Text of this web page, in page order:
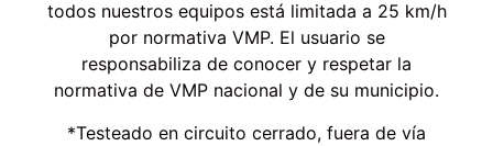
todos nuestros equipos está limitada a 25 km/h
por normativa VMP. El usuario se
responsabiliza de conocer y respetar la
normativa de VMP nacional y de su municipio.
*Testeado en circuito cerrado, fuera de vía